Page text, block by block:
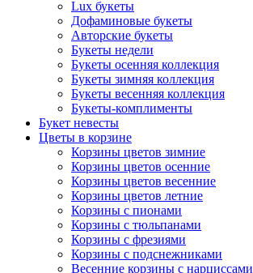
Lux букеты
Дофаминовые букеты
Авторские букеты
Букеты недели
Букеты осенняя коллекция
Букеты зимняя коллекция
Букеты весенняя коллекция
Букеты-комплименты
Букет невесты
Цветы в корзине
Корзины цветов зимние
Корзины цветов осенние
Корзины цветов весенние
Корзины цветов летние
Корзины с пионами
Корзины с тюльпанами
Корзины с фрезиями
Корзины с подснежниками
Весенние корзины с нарциссами